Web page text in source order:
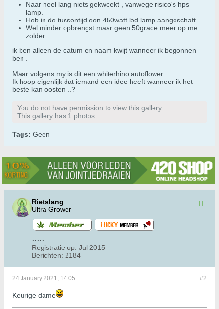
Naar heel lang niets gekweekt , vanwege risico's hps
lamp.
Heb in de tussentijd een 450watt led lamp aangeschaft .
Wel minder opbrengst maar geen 50grade meer op me
zolder .
ik ben alleen de datum en naam kwijt wanneer ik begonnen
ben .
Maar volgens my is dit een whiterhino autoflower .
Ik hoop eigenlijk dat iemand een idee heeft wanneer ik het
beste kan oosten ..?
You do not have permission to view this gallery.
This gallery has 1 photos.
Tags: Geen
Rietslang
Ultra Grower
Registratie op: Jul 2015
Berichten: 2184
#2
24 January 2021, 14:05
Keurige dame